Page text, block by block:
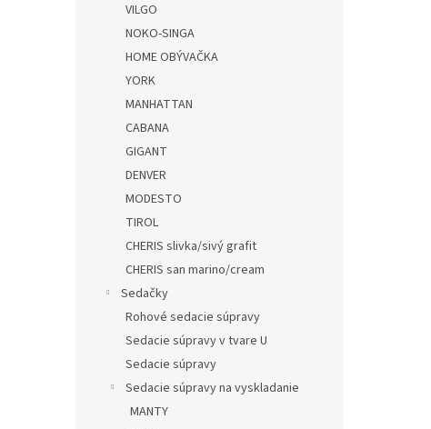
VILGO
NOKO-SINGA
HOME OBÝVAČKA
YORK
MANHATTAN
CABANA
GIGANT
DENVER
MODESTO
TIROL
CHERIS slivka/sivý grafit
CHERIS san marino/cream
Sedačky
Rohové sedacie súpravy
Sedacie súpravy v tvare U
Sedacie súpravy
Sedacie súpravy na vyskladanie
MANTY